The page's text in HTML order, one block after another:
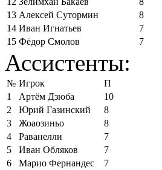
13 Алексей Сутормин
8
14 Иван Игнатьев
7
15 Фёдор Смолов 7
Ассистенты:
№ Игрок
П
1
Артём Дзюба
10
2
Юрий Газинский
8
3
Жоаозиньо
8
4
Раванелли
7
5
Иван Обляков
7
6
Марио Фернандес
7